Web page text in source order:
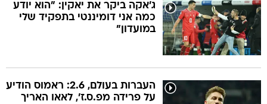
ג'אקה ביקר את יאקין: "הוא יודע
כמה אני דומיננטי בתפקיד שלי
במועדון"
העברות בעולם, 2.6: ראמוס הודיע
על פרידה מפ.ס.ז', לאאו האריך